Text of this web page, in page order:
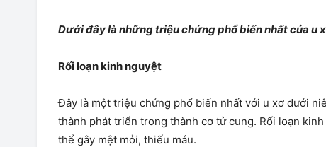
Dưới đây là những triệu chứng phổ biến nhất của u
Rối loạn kinh nguyệt
Đây là một triệu chứng phổ biến nhất với u xơ dưới
thành phát triển trong thành cơ tử cung. Rối loạn
thể gây mệt mỏi, thiếu máu.